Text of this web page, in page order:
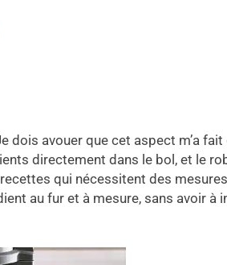
dois avouer que cet aspect m’a
directement dans le bol, et le
qui nécessitent des
au fur et à mesure, sans avoir